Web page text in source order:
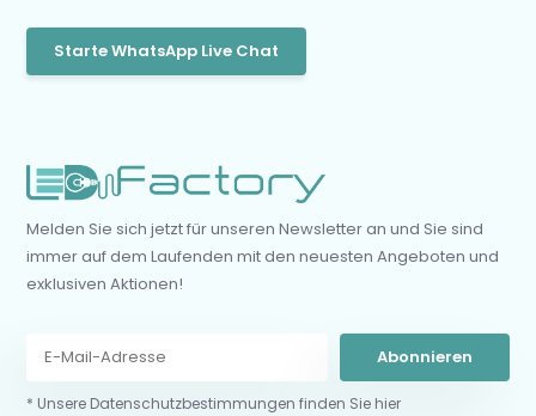
Starte WhatsApp Live Chat
Melden Sie sich jetzt für unseren Newsletter an und Sie sind
immer auf dem Laufenden mit den neuesten Angeboten und
exklusiven Aktionen!
Abonnieren
* Unsere Datenschutzbestimmungen finden Sie hier